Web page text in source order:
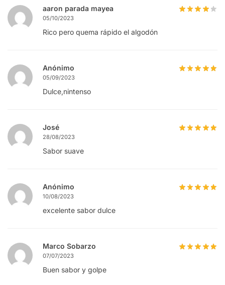
aaron parada mayea
05/10/2023
Rico pero quema rápido el algodón
Anónimo
05/09/2023
Dulce,nintenso
José
28/08/2023
Sabor suave
Anónimo
10/08/2023
excelente sabor dulce
Marco Sobarzo
07/07/2023
Buen sabor y golpe